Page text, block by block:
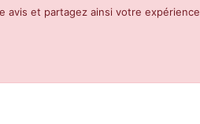
avis et partagez ainsi votre expérience